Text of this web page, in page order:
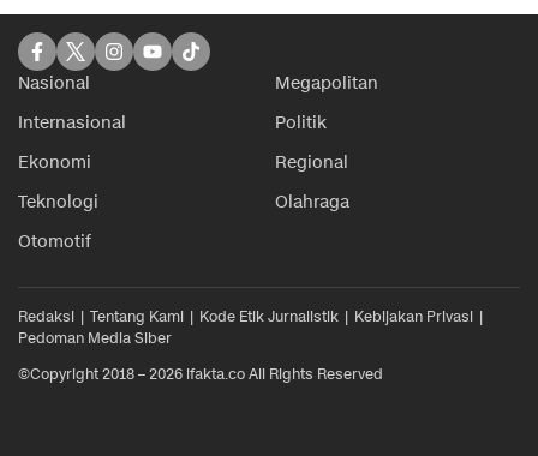
Nasional
Megapolitan
Internasional
Politik
Ekonomi
Regional
Teknologi
Olahraga
Otomotif
Redaksi Tentang Kami Kode Etik Jurnalistik
Kebijakan Privasi
Pedoman Media Siber
©Copyright 2018 – 2026 ifakta.co All Rights Reserved